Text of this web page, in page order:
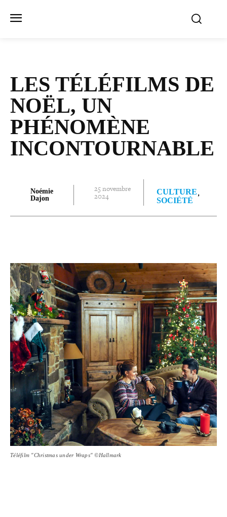
LES TÉLÉFILMS DE
NOËL, UN
PHÉNOMÈNE
INCONTOURNABLE
Noémie
Dajon
25 novembre
2024
CULTURE
SOCIÉTÉ
Téléfilm "Christmas under Wraps" ©Hallmark